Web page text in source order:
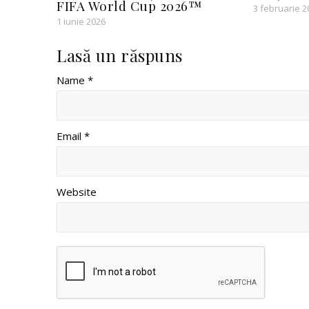
FIFA World Cup 2026™
1 iunie 2026
3 februarie
Lasă un răspuns
Name *
Email *
Website